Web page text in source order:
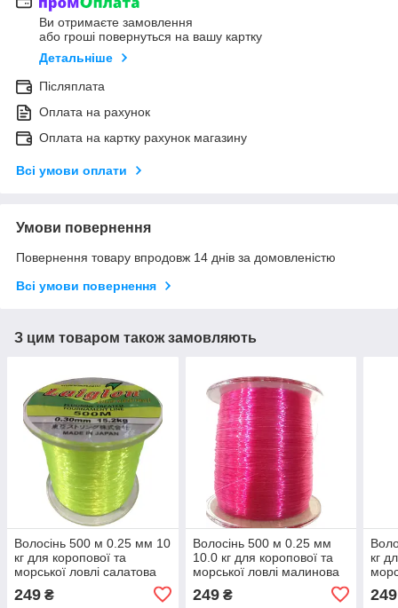
Ви отримаєте замовлення
або гроші повернуться на вашу картку
Детальніше
Післяплата
Оплата на рахунок
Оплата на картку рахунок магазину
Всі умови оплати
Умови повернення
Повернення товару впродовж 14 днів за домовленістю
Всі умови повернення
З цим товаром також замовляють
Волосінь 500 м 0.25 мм 10
кг для коропової та
морської ловлі салатова
249 ₴
Волосінь 500 м 0.25 мм
10.0 кг для коропової та
морської ловлі малинова
249₴
кг
249